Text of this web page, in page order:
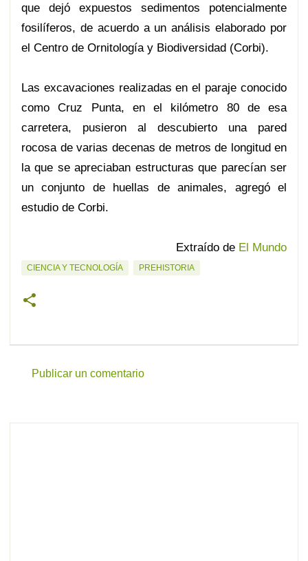
que dejó expuestos sedimentos potencialmente
fosilíferos, de acuerdo a un análisis elaborado por
el Centro de Ornitología y Biodiversidad (Corbi).
Las excavaciones realizadas en el paraje conocido
como Cruz Punta, en el kilómetro 80 de esa
carretera, pusieron al descubierto una pared
rocosa de varias decenas de metros de longitud en
la que se apreciaban estructuras que parecían ser
un conjunto de huellas de animales, agregó el
estudio de Corbi.
Extraído de El Mundo
CIENCIA Y TECNOLOGÍA PREHISTORIA
Publicar un comentario